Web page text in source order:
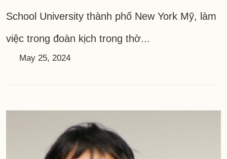
School University thành phố New York Mỹ, làm
việc trong đoàn kịch trong thờ...
May 25, 2024